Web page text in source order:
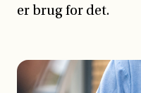
er brug for det.